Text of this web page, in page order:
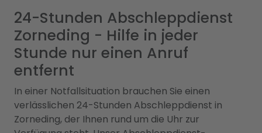
24-Stunden Abschleppdienst
Zorneding - Hilfe in jeder
Stunde nur einen Anruf
entfernt
In einer Notfallsituation brauchen Sie einen
verlässlichen 24-Stunden Abschleppdienst in
Zorneding, der Ihnen rund um die Uhr zur